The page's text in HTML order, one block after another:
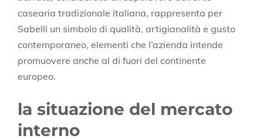
casearia tradizionale italiana, rappresenta per
Sabelli un simbolo di qualità, artigianalità e gusto
contemporaneo, elementi che l’azienda intende
promuovere anche al di fuori del continente
europeo.
la situazione del mercato
interno